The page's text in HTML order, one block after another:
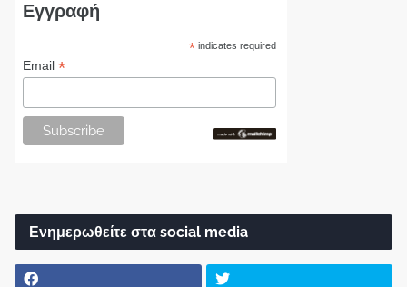
Εγγραφή
* indicates required
Email *
Ενημερωθείτε στα social media